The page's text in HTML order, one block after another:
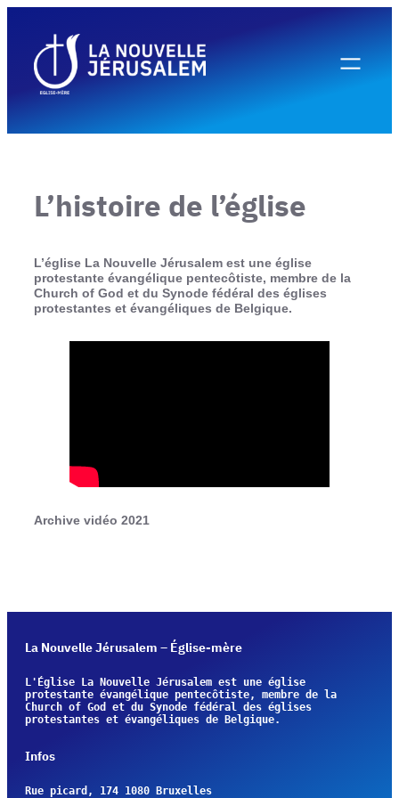
contenu
L’histoire de l’église
L’église La Nouvelle Jérusalem est une église
protestante évangélique pentecôtiste, membre de la
Church of God et du Synode fédéral des églises
protestantes et évangéliques de Belgique.
Archive vidéo 2021
La Nouvelle Jérusalem – Église-mère
L'Église La Nouvelle Jérusalem est une église
protestante évangélique pentecôtiste, membre de la
Church of God et du Synode fédéral des églises
protestantes et évangéliques de Belgique.
Infos
Rue picard, 174 1080 Bruxelles